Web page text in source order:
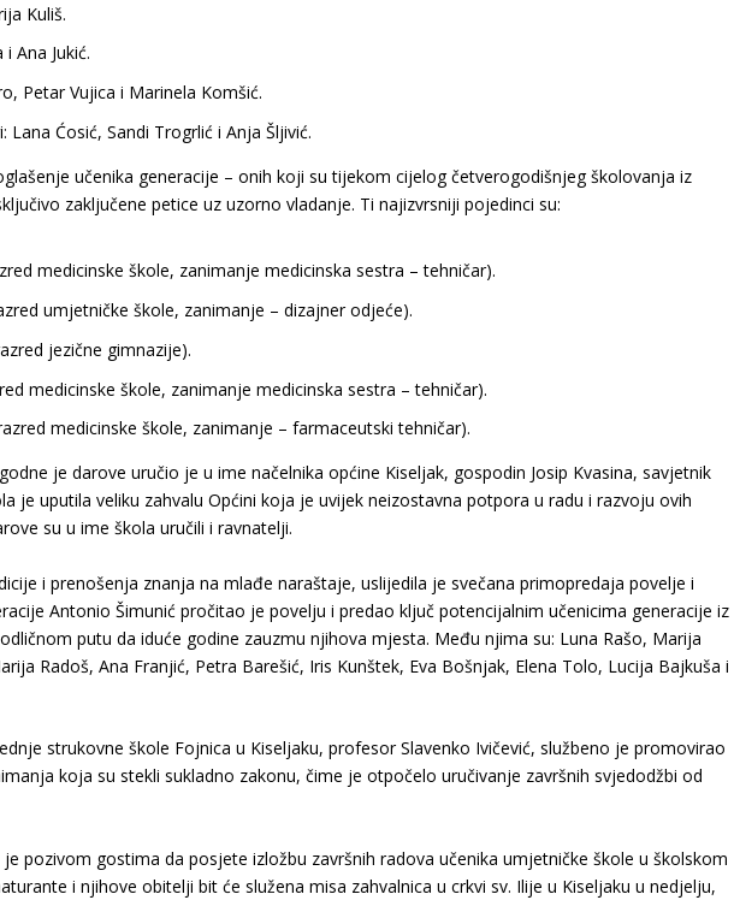
Kuliš.
Ana Jukić.
Petar Vujica i Marinela Komšić.
Lana Ćosić, Sandi Trogrlić i Anja Šljivić.
učenika generacije – onih koji su tijekom cijelog četverogodišnjeg školovanja iz
zaključene petice uz uzorno vladanje. Ti najizvrsniji pojedinci su:
medicinske škole, zanimanje medicinska sestra – tehničar).
umjetničke škole, zanimanje – dizajner odjeće).
jezične gimnazije).
medicinske škole, zanimanje medicinska sestra – tehničar).
medicinske škole, zanimanje – farmaceutski tehničar).
je darove uručio je u ime načelnika općine Kiseljak, gospodin Josip Kvasina, savjetnik
je uputila veliku zahvalu Općini koja je uvijek neizostavna potpora u radu i razvoju ovih
su u ime škola uručili i ravnatelji.
i prenošenja znanja na mlađe naraštaje, uslijedila je svečana primopredaja povelje i
Antonio Šimunić pročitao je povelju i predao ključ potencijalnim učenicima generacije iz
putu da iduće godine zauzmu njihova mjesta. Među njima su: Luna Rašo, Marija
Radoš, Ana Franjić, Petra Barešić, Iris Kunštek, Eva Bošnjak, Elena Tolo, Lucija Bajkuša i
strukovne škole Fojnica u Kiseljaku, profesor Slavenko Ivičević, službeno je promovirao
koja su stekli sukladno zakonu, čime je otpočelo uručivanje završnih svjedodžbi od
pozivom gostima da posjete izložbu završnih radova učenika umjetničke škole u školskom
i njihove obitelji bit će služena misa zahvalnica u crkvi sv. Ilije u Kiseljaku u nedjelju,